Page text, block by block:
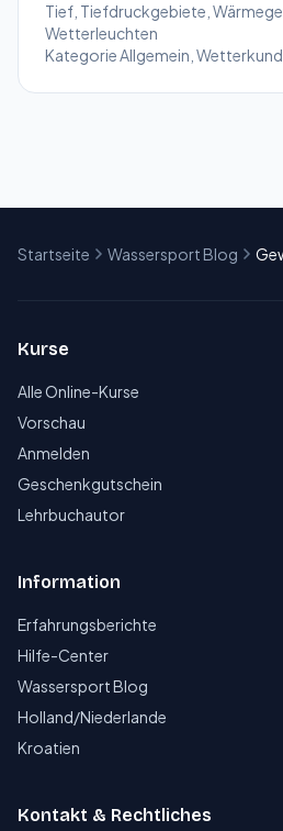
Tief Tiefdruckgebiete
Wetterleuchten
KategorieAllgemein
Startseite Wassersport Blog
Kurse
Alle Online-Kurse
Vorschau
Anmelden
Geschenkgutschein
Lehrbuchautor
Information
Erfahrungsberichte
Hilfe-Center
Wassersport Blog
Holland/Niederlande
Kroatien
Kontakt & Rechtliches